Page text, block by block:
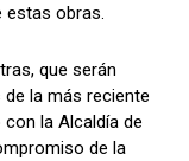
estas obras.
que serán
la más reciente
la Alcaldía de
de la